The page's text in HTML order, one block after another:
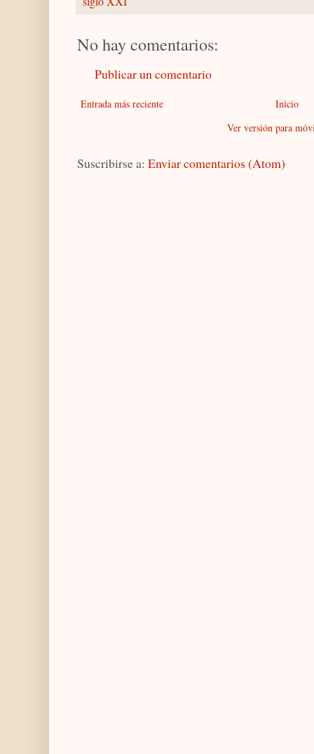
No hay comentarios:
Publicar un comentario
Entrada más reciente
Inicio
Ver versión para
Suscribirse a: Enviar comentarios (Atom)